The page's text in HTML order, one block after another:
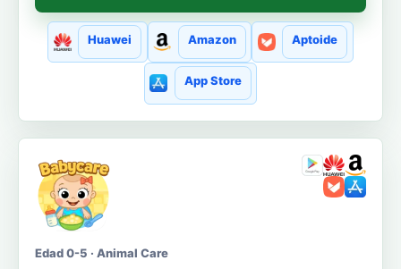
Huawei Amazon Aptoide
App Store
Edad 0-5 · Animal Care